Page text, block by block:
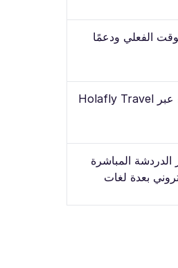
الفعلي ودعمًا
برنامج إحالة ومكافآت ولاء عبر Holafly Travel
المباشرة